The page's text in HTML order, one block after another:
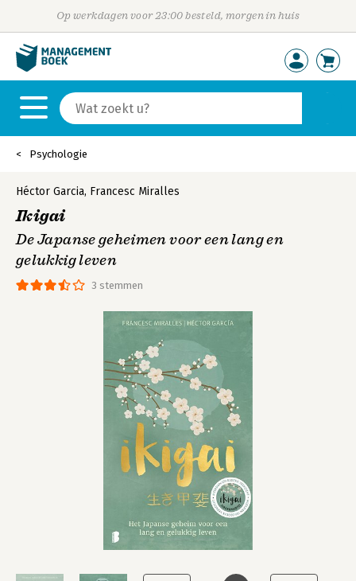
Op werkdagen voor 23:00 besteld, morgen in huis
Psychologie
3 stemmen
Héctor Garcia, Francesc Miralles
Ikigai
De Japanse geheimen voor een lang en
gelukkig leven